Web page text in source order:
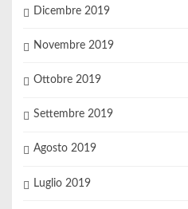
Dicembre 2019
Novembre 2019
Ottobre 2019
Settembre 2019
Agosto 2019
Luglio 2019